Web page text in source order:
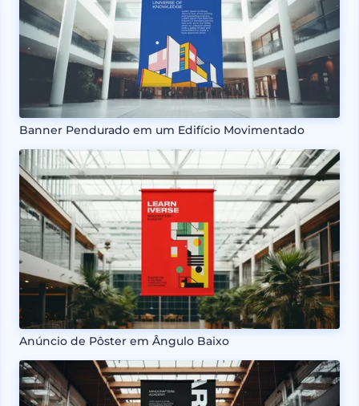
Banner Pendurado em um Edifício Movimentado
Anúncio de Pôster em Ângulo Baixo